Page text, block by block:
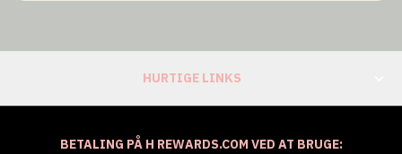
HURTIGE LINKS
BETALING PÅ H REWARDS.COM VED AT BRUGE: